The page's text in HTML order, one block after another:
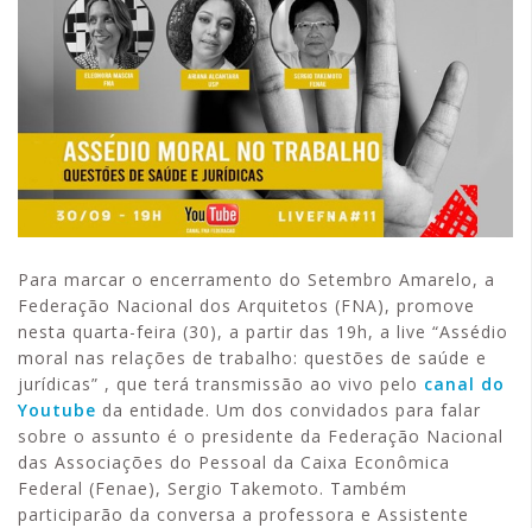
Para marcar o encerramento do Setembro Amarelo, a
Federação Nacional dos Arquitetos (FNA), promove
nesta quarta-feira (30), a partir das 19h, a live “Assédio
moral nas relações de trabalho: questões de saúde e
jurídicas” , que terá transmissão ao vivo pelo canal do
Youtube da entidade. Um dos convidados para falar
sobre o assunto é o presidente da Federação Nacional
das Associações do Pessoal da Caixa Econômica
Federal (Fenae), Sergio Takemoto. Também
participarão da conversa a professora e Assistente